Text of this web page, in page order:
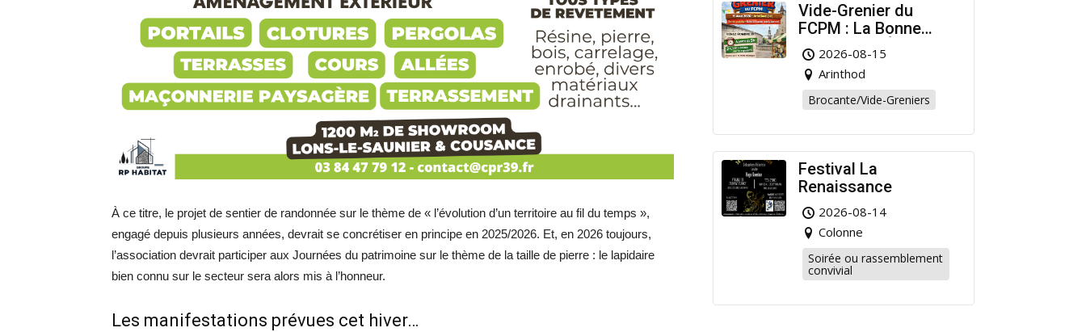
À ce titre, le projet de sentier de randonnée sur le thème de « l’évolution d’un territoire au fil du temps »,
engagé depuis plusieurs années, devrait se concrétiser en principe en 2025/2026. Et, en 2026 toujours,
l’association devrait participer aux Journées du patrimoine sur le thème de la taille de pierre : le lapidaire
bien connu sur le secteur sera alors mis à l’honneur.
Les manifestations prévues cet hiver…
Vide-Grenier du
FCPM : La Bonne
Affaire de l’Été à
Arinthod !
2026-08-15
Arinthod
Brocante/Vide-Greniers
Festival La
Renaissance
2026-08-14
Colonne
Soirée ou rassemblement
convivial